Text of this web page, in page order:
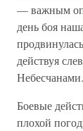
— важным
день боя
действуя
Небесчанами.
Боевые
плохой